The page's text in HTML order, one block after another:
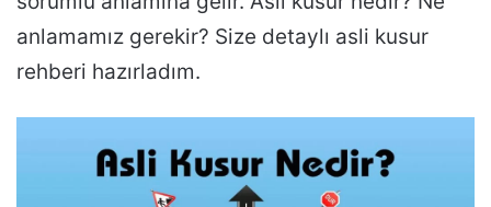
anlamamız gerekir? Size detaylı asli kusur
rehberi hazırladım.